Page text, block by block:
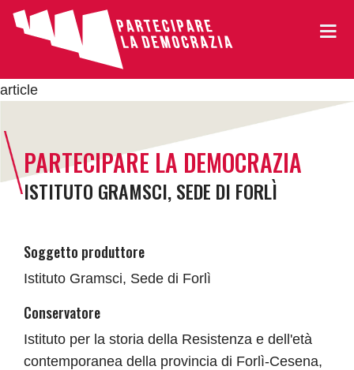
article
PARTECIPARE LA DEMOCRAZIA
ISTITUTO GRAMSCI, SEDE DI FORLÌ
Soggetto produttore
Istituto Gramsci, Sede di Forlì
Conservatore
Istituto per la storia della Resistenza e dell'età
contemporanea della provincia di Forlì-Cesena,